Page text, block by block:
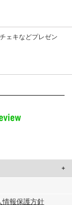
ェキなどプレゼン
コンテンツや広告の
情報保護方針